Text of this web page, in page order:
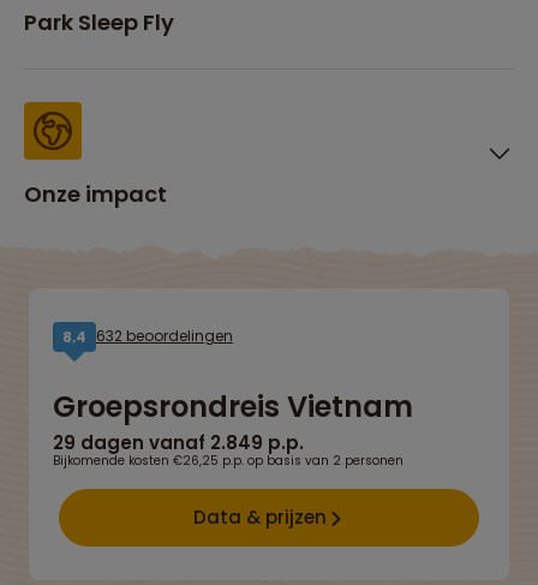
Park Sleep Fly
Onze impact
8,4 632 beoordelingen
Groepsrondreis Vietnam
29 dagen vanaf 2.849 p.p.
Bijkomende kosten €26,25 p.p. op basis van 2 personen
Data & prijzen